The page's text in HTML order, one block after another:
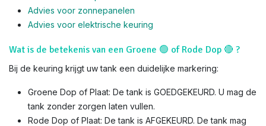
Advies voor zonnepanelen
Advies voor elektrische keuring
Wat is de betekenis van een Groene 🟢 of Rode Dop 🔴 ?
Bij de keuring krijgt uw tank een duidelijke markering:
Groene Dop of Plaat: De tank is GOEDGEKEURD. U mag de
tank zonder zorgen laten vullen.
Rode Dop of Plaat: De tank is AFGEKEURD. De tank mag